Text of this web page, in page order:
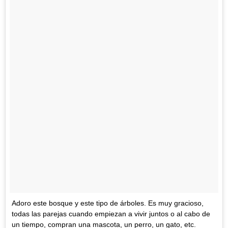
Adoro este bosque y este tipo de árboles. Es muy gracioso,
todas las parejas cuando empiezan a vivir juntos o al cabo de
un tiempo, compran una mascota, un perro, un gato, etc.